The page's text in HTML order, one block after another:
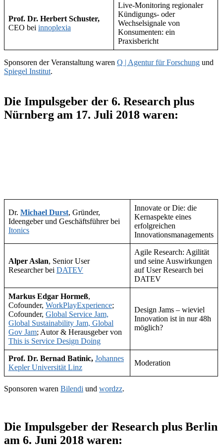
Prof. Dr. Herbert Schuster,
CEO bei innoplexia
Live-Monitoring regionaler
Kündigungs- oder
Wechselsignale von
Konsumenten: ein
Praxisbericht
Sponsoren der Veranstaltung waren Q | Agentur für Forschung und
Spiegel Institut.
Die Impulsgeber der 6. Research plus
Nürnberg am 17. Juli 2018 waren:
Dr. Michael Durst, Gründer,
Ideengeber und Geschäftsführer bei
Itonics
Innovate or Die: die
Kernaspekte eines
erfolgreichen
Innovationsmanagements
Alper Aslan, Senior User
Researcher bei DATEV
Agile Research: Agilität
und seine Auswirkungen
auf User Research bei
DATEV
Markus Edgar Hormeß,
Cofounder, WorkPlayExperience;
Cofounder, Global Service Jam,
Global Sustainability Jam, Global
Gov Jam; Autor & Herausgeber von
This is Service Design Doing
Design Jams – wieviel
Innovation ist in nur 48h
möglich?
Prof. Dr. Bernad Batinic, Johannes
Kepler Universität Linz
Moderation
Sponsoren waren Bilendi und wordzz.
Die Impulsgeber der Research plus Berlin
am 6. Juni 2018 waren: